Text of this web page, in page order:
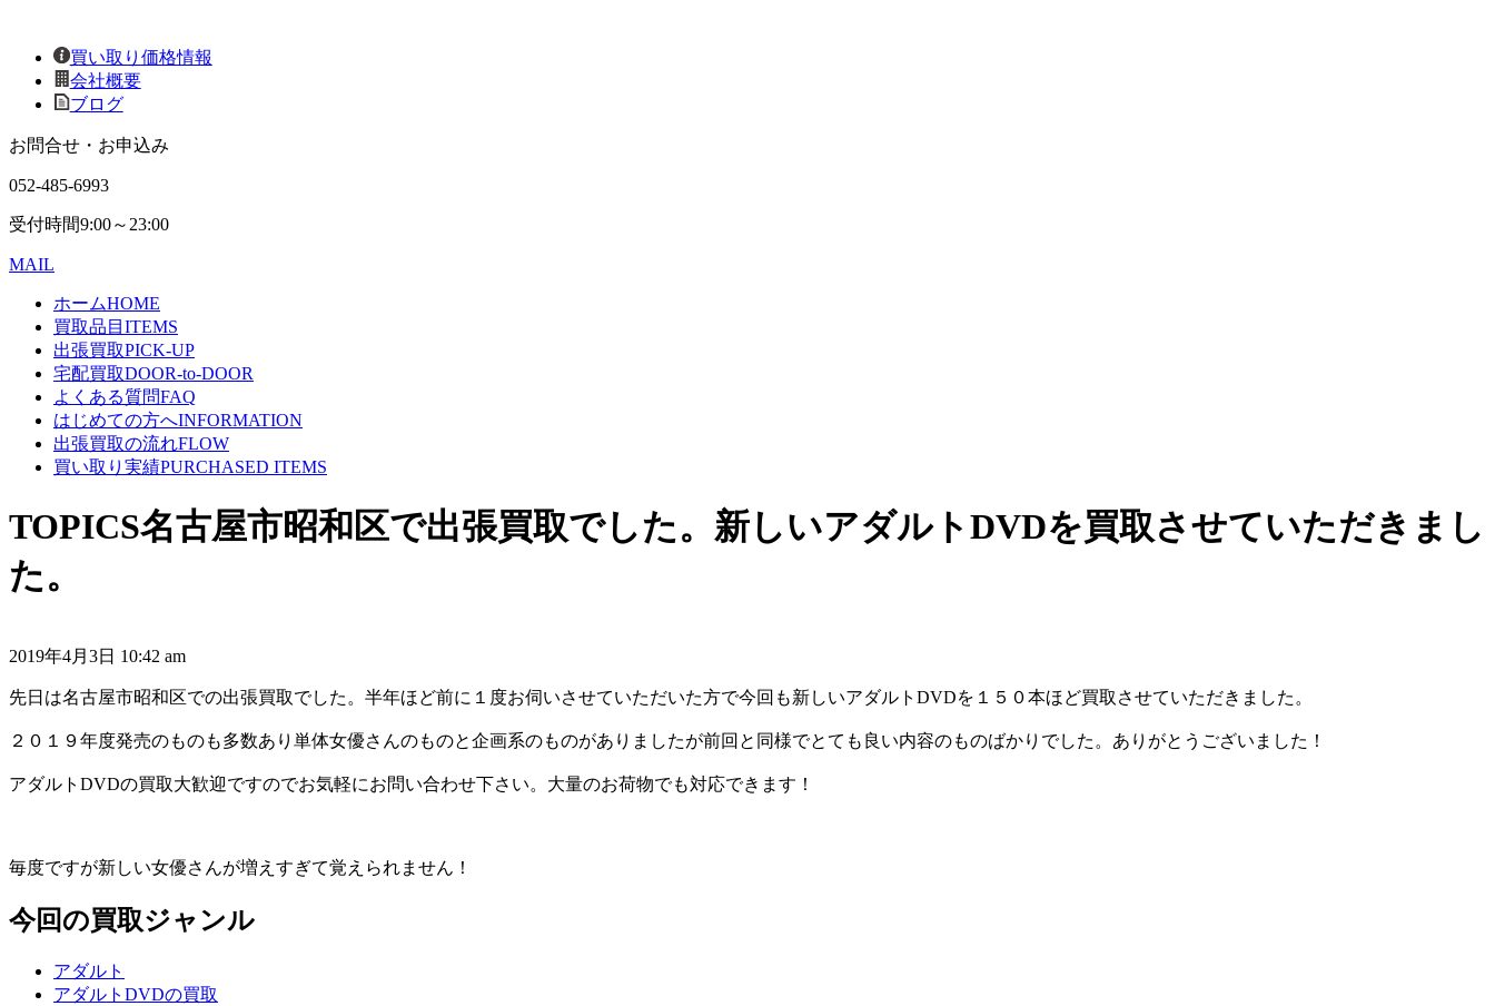
買い取り価格情報
会社概要
ブログ
お問合せ・お申込み
052-485-6993
受付時間9:00～23:00
MAIL
ホームHOME
買取品目 ITEMS
出張買取PICK-UP
宅配買取DOOR-to-DOOR
よくある質問FAQ
はじめての方へINFORMATION
出張買取の流れFLOW
買い取り実績PURCHASED ITEMS
TOPICS名古屋市昭和区で出張買取でした。新しいアダルトDVDを買取させていただきまし
た。
2019年4月3日 10:42 am
先日は名古屋市昭和区での出張買取でした。半年ほど前に１度お伺いさせていただいた方で今回も新しいアダルトDVDを１５０本ほど買取させていただきました。
２０１９年度発売のものも多数あり単体女優さんのものと企画系のものがありましたが前回と同様でとても良い内容のものばかりでした。ありがとうございました！
アダルトDVDの買取大歓迎ですのでお気軽にお問い合わせ下さい。大量のお荷物でも対応できます！
毎度ですが新しい女優さんが増えすぎて覚えられません！
今回の買取ジャンル
アダルト
アダルトDVDの買取